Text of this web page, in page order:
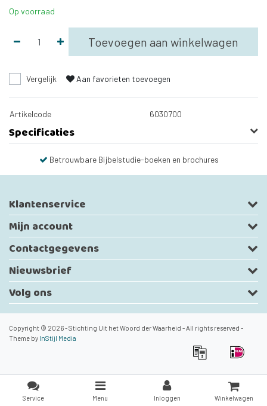
Op voorraad
Toevoegen aan winkelwagen
Vergelijk Aan favorieten toevoegen
Artikelcode 6030700
Specificaties
Betrouwbare Bijbelstudie-boeken en brochures
Klantenservice
Mijn account
Contactgegevens
Nieuwsbrief
Volg ons
Copyright © 2026 - Stichting Uit het Woord der Waarheid - All rights reserved -
Theme by InStijl Media
Service Menu Inloggen Winkelwagen